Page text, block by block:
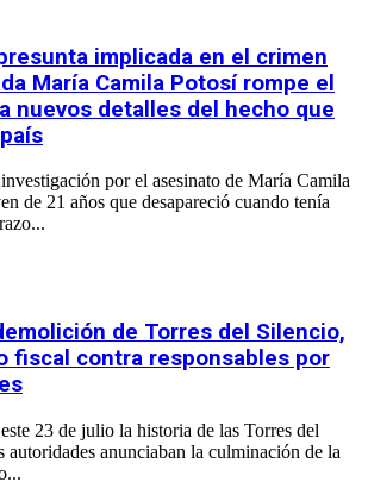
implicada en el crimen
María Camila Potosí rompe el
nuevos detalles del hecho que
por el asesinato de María Camila
de 21 años que desapareció cuando tenía
de Torres del Silencio,
fiscal contra responsables por
23 de julio la historia de las Torres del
autoridades anunciaban la culminación de la